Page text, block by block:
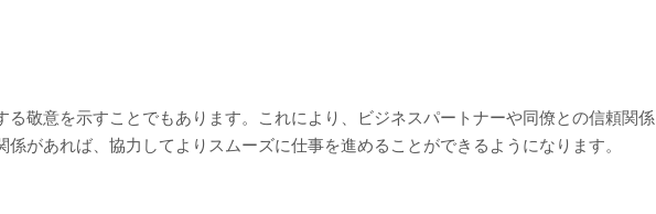
る敬意を示すことでもあります。これにより、ビジネスパートナーや同僚との信頼関係
係があれば、協力してよりスムーズに仕事を進めることができるようになります。